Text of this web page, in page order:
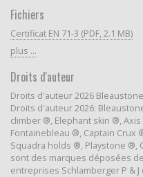
Fichiers
Certificat EN 71-3 (PDF, 2.1 MB)
plus ...
Droits d'auteur
Droits d'auteur 2026
Droits d'auteur 2026:
climber ®, Elephant skin ®,
Fontainebleau ®, Captain Crux
Squadra holds ®, Playstone ®,
sont des marques déposées de
entreprises Schlamberger P & J